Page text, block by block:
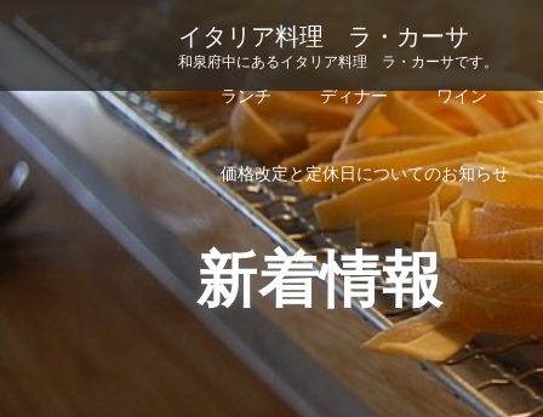
イタリア料理 ラ・カーサ
和泉府中にあるイタリア料理 ラ・カーサです。
ランチ ディナー ワイン
価格改定と定休日についてのお知らせ
新着情報